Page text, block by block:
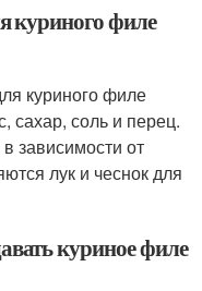
куриного филе
куриного филе
сахар, соль и перец.
зависимости от
лук и чеснок для
куриное филе